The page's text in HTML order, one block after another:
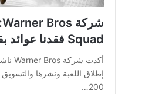
Squad فقدنا عوائد بقيمة 200 مليون دولار
إطلاق اللعبة ونشرها
200…